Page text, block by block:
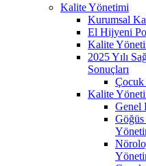
Kalite Yönetimi
Kurumsal
El Hijyeni
Kalite
2025 Yılı
Sonuçları
Çocuk
Kalite
Genel